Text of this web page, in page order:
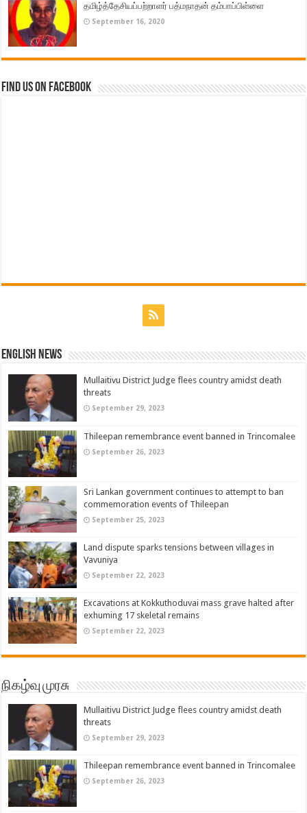
தமிழ்த்தேசியப்பற்றாளர் பத்மநாதன் தம்பாப்பிள்ளை
September 16, 2020
Find us on Facebook
English News
Mullaitivu District Judge flees country amidst death
threats
September 29, 2023
Thileepan remembrance event banned in Trincomalee
September 26, 2023
Sri Lankan government continues to attempt to ban
commemoration events of Thileepan
September 25, 2023
Land dispute sparks tensions between villages in
Vavuniya
September 22, 2023
Excavations at Kokkuthoduvai mass grave halted after
exhuming 17 skeletal remains
September 22, 2023
நிகழ்வு முரசு
Mullaitivu District Judge flees country amidst death
threats
September 29, 2023
Thileepan remembrance event banned in Trincomalee
September 26, 2023